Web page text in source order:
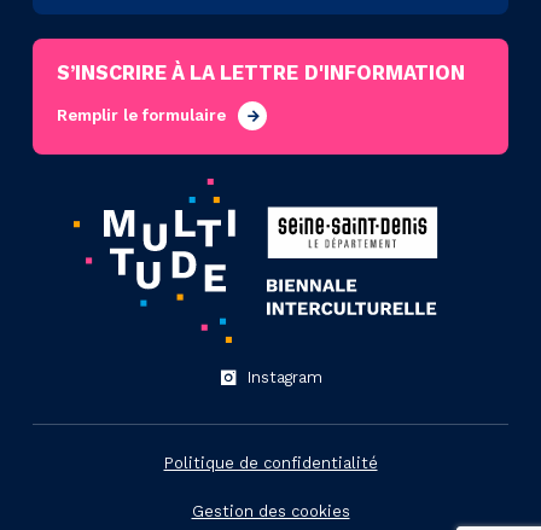
S’INSCRIRE À LA LETTRE D'INFORMATION
Remplir le formulaire
Instagram
Politique de confidentialité
Gestion des cookies